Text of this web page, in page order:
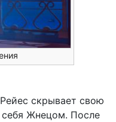
скрывает свою
себя Жнецом. После